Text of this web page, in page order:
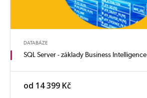
DATABÁZE
SQL Server - základy Business Intelligence
od 14 399 Kč